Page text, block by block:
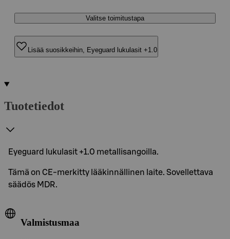
Valitse toimitustapa
Lisää suosikkeihin, Eyeguard lukulasit +1.0
Tuotetiedot
Eyeguard lukulasit +1.0 metallisangoilla.
Tämä on CE-merkitty lääkinnällinen laite. Sovellettava
säädös MDR.
Valmistusmaa